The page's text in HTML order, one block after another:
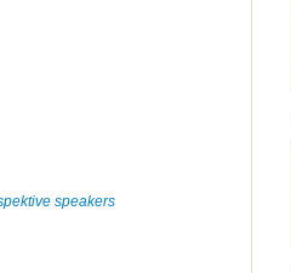
speakers